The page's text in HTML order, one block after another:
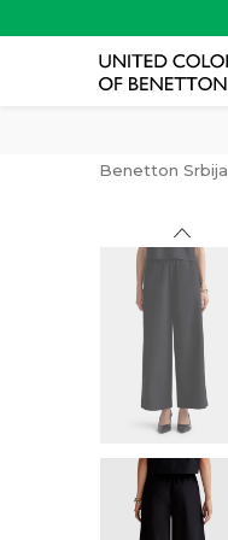
Benetton Srbija